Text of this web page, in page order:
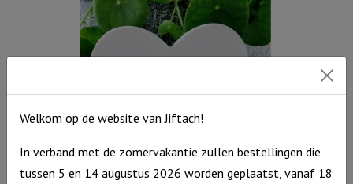
verdriet
incl.
cadeauverpakking
aantal
Welkom op de website van Jiftach!
In verband met de zomervakantie zullen bestellingen die
tussen 5 en 14 augustus 2026 worden geplaatst, vanaf 18